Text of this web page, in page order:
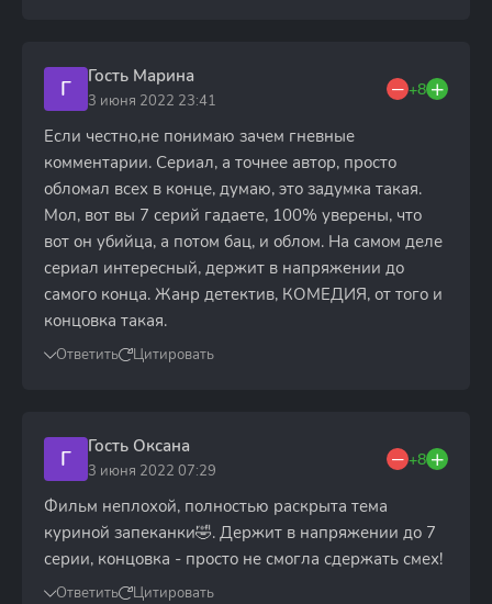
Г Гость Марина
3 июня 2022 23:41
+8
Если честно,не понимаю зачем гневные
комментарии. Сериал, а точнее автор, просто
обломал всех в конце, думаю, это задумка такая.
Мол, вот вы 7 серий гадаете, 100% уверены, что
вот он убийца, а потом бац, и облом. На самом деле
сериал интересный, держит в напряжении до
самого конца. Жанр детектив, КОМЕДИЯ, от того и
концовка такая.
Ответить Цитировать
Г Гость Оксана
3 июня 2022 07:29
+8
Фильм неплохой, полностью раскрыта тема
куриной запеканки🤣. Держит в напряжении до 7
серии, концовка - просто не смогла сдержать смех!
Ответить Цитировать